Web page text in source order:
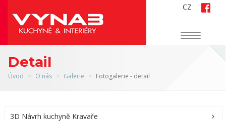
Navigace
CZ
Detail
Úvod O nás Galerie Fotogalerie - detail
3D Návrh kuchyně Kravaře